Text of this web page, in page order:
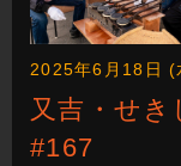
2025年6月18日
又吉・せ
#167